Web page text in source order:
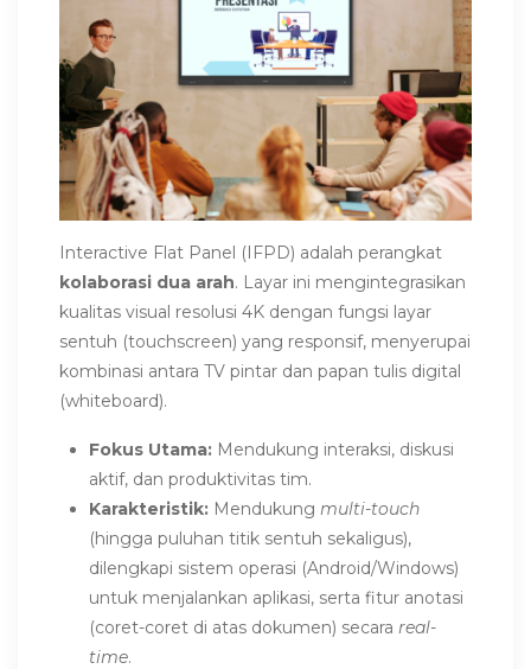
Interactive Flat Panel (IFPD) adalah perangkat
kolaborasi dua arah. Layar ini mengintegrasikan
kualitas visual resolusi 4K dengan fungsi layar
sentuh (touchscreen) yang responsif, menyerupai
kombinasi antara TV pintar dan papan tulis digital
(whiteboard).
Fokus Utama: Mendukung interaksi, diskusi
aktif, dan produktivitas tim.
Karakteristik: Mendukung multi-touch
(hingga puluhan titik sentuh sekaligus),
dilengkapi sistem operasi (Android/Windows)
untuk menjalankan aplikasi, serta fitur anotasi
(coret-coret di atas dokumen) secara real-
time.